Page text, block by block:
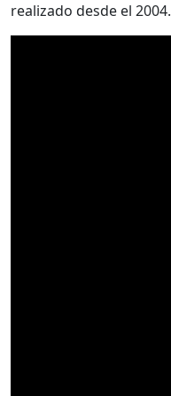
realizado desde el 2004.